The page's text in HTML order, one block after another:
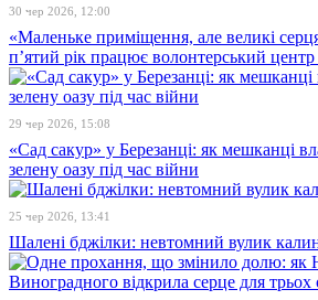
30 чер 2026, 12:00
«Маленьке приміщення, але великі
п’ятий рік працює волонтерський центр
29 чер 2026, 15:08
«Сад сакур» у Березанці: як мешканці
зелену оазу під час війни
25 чер 2026, 13:41
Шалені бджілки: невтомний вулик